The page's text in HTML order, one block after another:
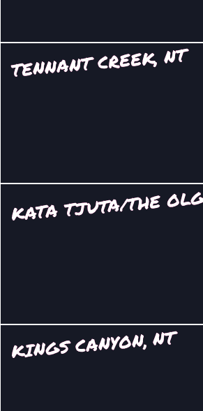
TENNANT CREEK, NT
KATA TJUTA/THE
KINGS CANYON, NT